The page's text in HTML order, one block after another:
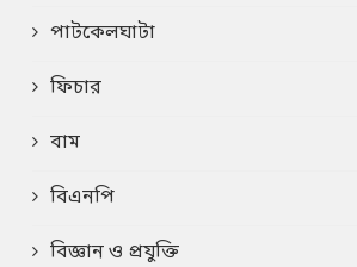
পাটকেলঘাটা
ফিচার
বাম
বিএনপি
বিজ্ঞান ও প্রযুক্তি